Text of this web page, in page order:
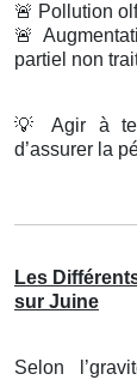
🚨 Pollution
🚨
partiel non
💡
Agir à
d’assurer la
Les
sur Juine
Selon